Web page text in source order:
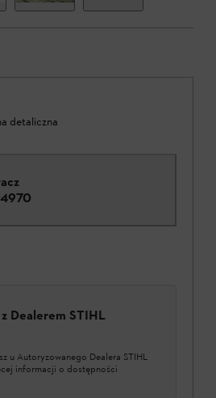
detaliczna
Dealerem STIHL
u Autoryzowanego Dealera STIHL
informacji o dostępności